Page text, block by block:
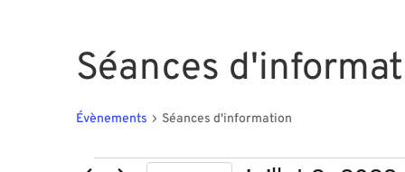
Séances
Évènements Séances d'information